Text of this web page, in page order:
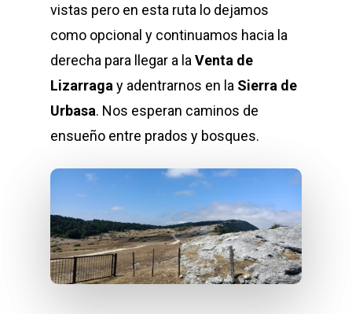
vistas pero en esta ruta lo dejamos
como opcional y continuamos hacia la
derecha para llegar a la Venta de
Lizarraga y adentrarnos en la Sierra de
Urbasa. Nos esperan caminos de
ensueño entre prados y bosques.